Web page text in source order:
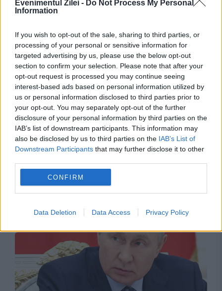
Evenimentul Zilei - Do Not Process My Personal
Information
If you wish to opt-out of the sale, sharing to third parties, or
processing of your personal or sensitive information for
targeted advertising by us, please use the below opt-out
section to confirm your selection. Please note that after your
opt-out request is processed you may continue seeing
interest-based ads based on personal information utilized by
us or personal information disclosed to third parties prior to
your opt-out. You may separately opt-out of the further
disclosure of your personal information by third parties on the
IAB’s list of downstream participants. This information may
also be disclosed by us to third parties on the IAB’s List of
Downstream Participants that may further disclose it to other
CONFIRM
Data Deletion Data Access Privacy Policy
Recomandările noastre